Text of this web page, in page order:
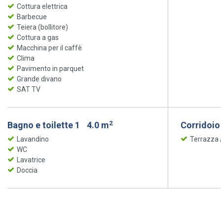
Cottura elettrica
Barbecue
Teiera (bollitore)
Cottura a gas
Macchina per il caffè
Clima
Pavimento in parquet
Grande divano
SAT TV
Bagno e toilette 1 4.0 m2
Lavandino
WC
Lavatrice
Doccia
Corridoio
Terrazza